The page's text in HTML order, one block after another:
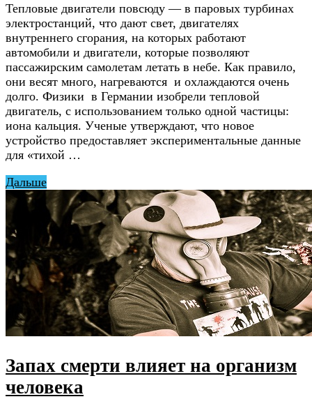
Тепловые двигатели повсюду — в паровых турбинах
электростанций, что дают свет, двигателях
внутреннего сгорания, на которых работают
автомобили и двигатели, которые позволяют
пассажирским самолетам летать в небе. Как правило,
они весят много, нагреваются и охлаждаются очень
долго. Физики в Германии изобрели тепловой
двигатель, с использованием только одной частицы:
иона кальция. Ученые утверждают, что новое
устройство предоставляет экспериментальные данные
для «тихой …
Дальше
Запах смерти влияет на организм
человека